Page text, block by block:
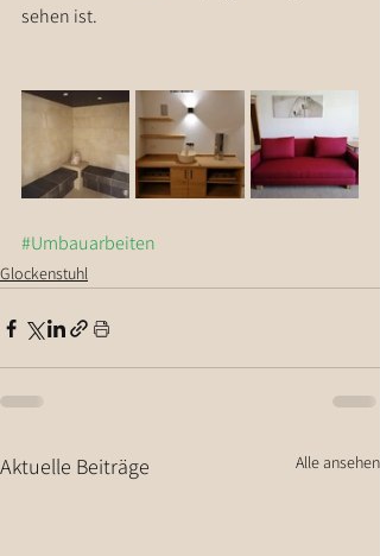
sehen ist.
#Umbauarbeiten
Glockenstuhl
Aktuelle Beiträge Alle ansehen